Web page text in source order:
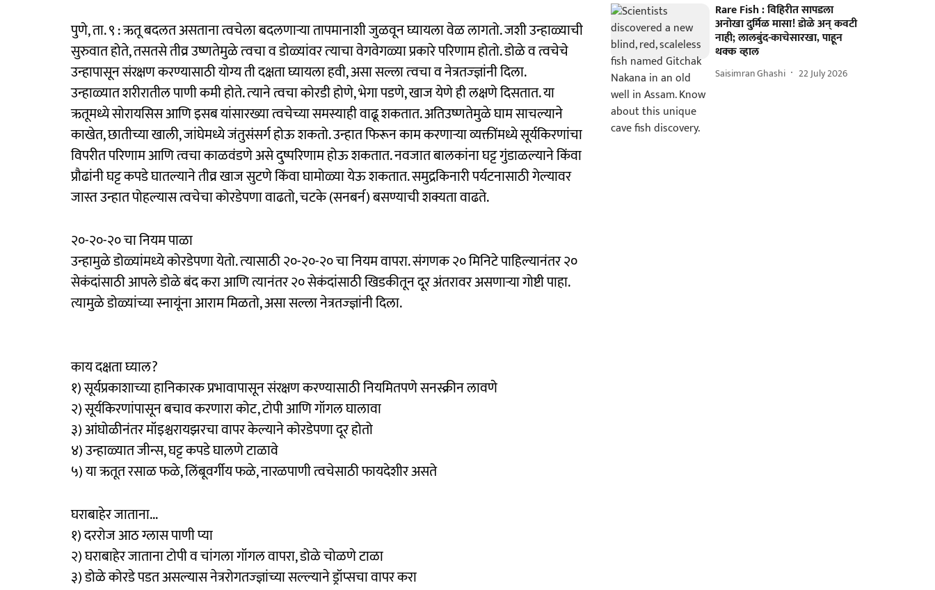
पुणे, ता. ९ : ऋतू बदलत असताना त्वचेला बदलणाऱ्या तापमानाशी जुळवून घ्यायला वेळ लागतो. जशी उन्हाळ्याची
सुरुवात होते, तसतसे तीव्र उष्णतेमुळे त्‍वचा व डोळ्यांवर त्‍याचा वेगवेगळ्या प्रकारे परिणाम होतो. डोळे व त्वचेचे
उन्‍हापासून संरक्षण करण्‍यासाठी योग्‍य ती दक्षता घ्यायला हवी, असा सल्ला त्‍वचा व नेत्रतज्‍ज्ञांनी दिला.
उन्हाळ्यात शरीरातील पाणी कमी होते. त्‍याने त्वचा कोरडी होणे, भेगा पडणे, खाज येणे ही लक्षणे दिसतात. या
ऋतूमध्ये सोरायसिस आणि इसब यांसारख्या त्वचेच्या समस्याही वाढू शकतात. अतिउष्णतेमुळे घाम साचल्याने
काखेत, छातीच्या खाली, जांघेमध्ये जंतुसंसर्ग होऊ शकतो. उन्हात फिरून काम करणाऱ्या व्यक्तींमध्ये सूर्यकिरणांचा
विपरीत परिणाम आणि त्वचा काळवंडणे असे दुष्परिणाम होऊ शकतात. नवजात बालकांना घट्ट गुंडाळल्याने किंवा
प्रौढांनी घट्ट कपडे घातल्याने तीव्र खाज सुटणे किंवा घामोळ्या येऊ शकतात. समुद्रकिनारी पर्यटनासाठी गेल्‍यावर
जास्त उन्हात पोहल्‍यास त्वचेचा कोरडेपणा वाढतो, चटके (सनबर्न) बसण्याची शक्यता वाढते.
२०-२०-२० चा नियम पाळा
उन्‍हामुळे डोळ्यांमध्‍ये कोरडेपणा येतो. त्‍यासाठी २०-२०-२० चा नियम वापरा. संगणक २० मिनिटे पाहिल्यानंतर २०
सेकंदांसाठी आपले डोळे बंद करा आणि त्यानंतर २० सेकंदांसाठी खिडकीतून दूर अंतरावर असणाऱ्या गोष्टी पाहा.
त्यामुळे डोळ्यांच्या स्नायूंना आराम मिळतो, असा सल्ला नेत्रतज्‍ज्ञांनी दिला.
काय दक्षता घ्याल?
१) सूर्यप्रकाशाच्या हानिकारक प्रभावापासून संरक्षण करण्यासाठी नियमितपणे सनस्क्रीन लावणे
२) सूर्यकिरणांपासून बचाव करणारा कोट, टोपी आणि गॉगल घालावा
३) आंघोळीनंतर मॉइश्चरायझरचा वापर केल्याने कोरडेपणा दूर होतो
४) उन्हाळ्यात जीन्स, घट्ट कपडे घालणे टाळावे
५) या ऋतूत रसाळ फळे, लिंबूवर्गीय फळे, नारळपाणी त्वचेसाठी फायदेशीर असते
घराबाहेर जाताना...
१) दररोज आठ ग्लास पाणी प्या
२) घराबाहेर जाताना टोपी व चांगला गॉगल वापरा, डोळे चोळणे टाळा
३) डोळे कोरडे पडत असल्‍यास नेत्ररोगतज्‍ज्ञांच्‍‍या सल्‍ल्‍याने ड्रॉप्सचा वापर करा
Rare Fish : विहिरीत सापडला
अनोखा दुर्मिळ मासा! डोळे अन् कवटी
नाही; लालबुंद-काचेसारखा, पाहून
थक्क व्हाल
Saisimran Ghashi 22 July 2026